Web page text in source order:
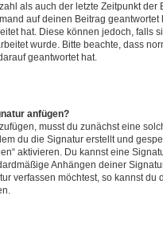
als auch der letzte Zeitpunkt
auf deinen Beitrag
hat. Diese können jedoch, falls
wurde. Bitte beachte, dass
geantwortet hat.
anfügen?
musst du zunächst eine
du die Signatur erstellt und
aktivieren. Du kannst eine
Anhängen deiner
verfassen möchtest, so kannst du